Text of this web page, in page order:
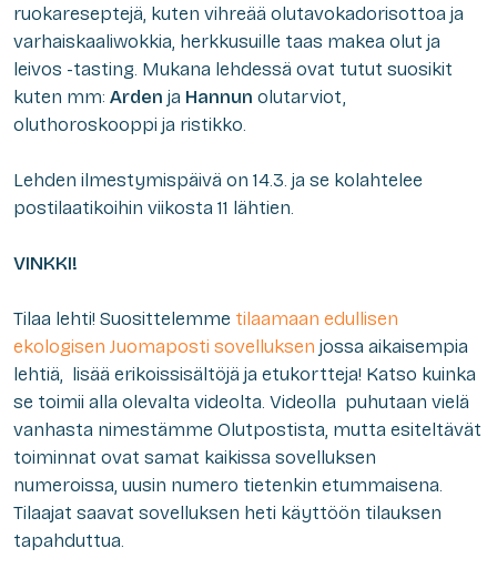
ruokareseptejä, kuten vihreää olutavokadorisottoa ja
varhaiskaaliwokkia, herkkusuille taas makea olut ja
leivos -tasting. Mukana lehdessä ovat tutut suosikit
kuten mm: Arden ja Hannun olutarviot,
oluthoroskooppi ja ristikko.
Lehden ilmestymispäivä on 14.3. ja se kolahtelee
postilaatikoihin viikosta 11 lähtien.
VINKKI!
Tilaa lehti! Suosittelemme tilaamaan edullisen
ekologisen Juomaposti sovelluksen jossa aikaisempia
lehtiä, lisää erikoissisältöjä ja etukortteja! Katso kuinka
se toimii alla olevalta videolta. Videolla puhutaan vielä
vanhasta nimestämme Olutpostista, mutta esiteltävät
toiminnat ovat samat kaikissa sovelluksen
numeroissa, uusin numero tietenkin etummaisena.
Tilaajat saavat sovelluksen heti käyttöön tilauksen
tapahduttua.